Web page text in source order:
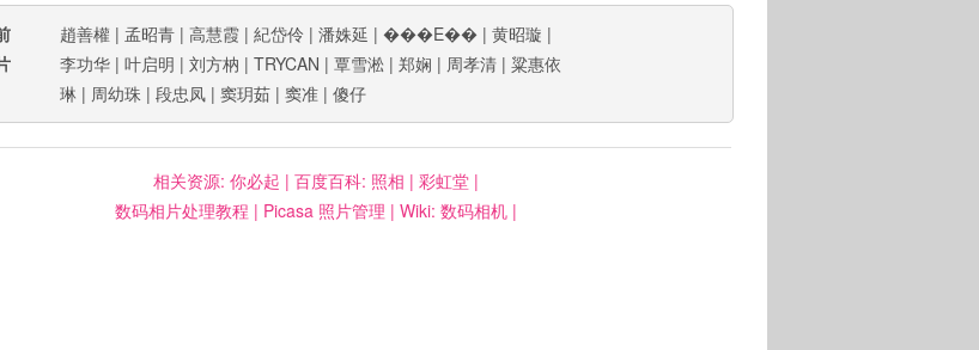
趙善權 | 孟昭青 | 高慧霞 | 紀岱伶 | 潘姝延 | ���E�� | 黄昭璇 |
李功华 | 叶启明 | 刘方枘 | TRYCAN | 覃雪淞 | 郑娴 | 周孝清 | 粱惠依
琳 | 周幼珠 | 段忠凤 | 窦玥茹 | 窦准 | 傻仔
相关资源: 你必起 | 百度百科: 照相 | 彩虹堂|
数码相片处理教程 | Picasa 照片管理 | Wiki: 数码相机|